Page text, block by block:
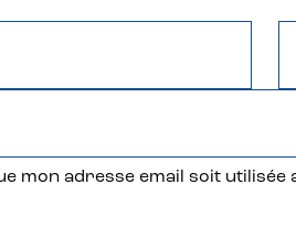
mon adresse email soit